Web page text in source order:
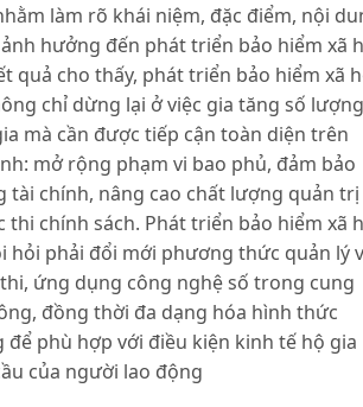
làm rõ khái niệm, đặc điểm, nội
hưởng đến phát triển bảo hiểm xã
quả cho thấy, phát triển bảo hiểm xã
chỉ dừng lại ở việc gia tăng số lượng
mà cần được tiếp cận toàn diện trên
mở rộng phạm vi bao phủ, đảm bảo
tài chính, nâng cao chất lượng quản trị
thi chính sách. Phát triển bảo hiểm xã
hỏi phải đổi mới phương thức quản lý
ứng dụng công nghệ số trong cung
đồng thời đa dạng hóa hình thức
để phù hợp với điều kiện kinh tế hộ gia
của người lao động